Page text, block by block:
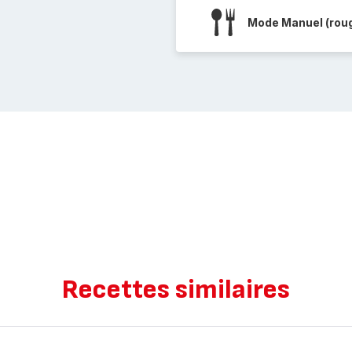
Mode Manuel
Recettes similaires